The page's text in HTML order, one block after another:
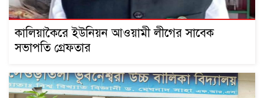
কালিয়াকৈরে ইউনিয়ন আওয়ামী লীগের সাবেক
সভাপতি গ্রেফতার